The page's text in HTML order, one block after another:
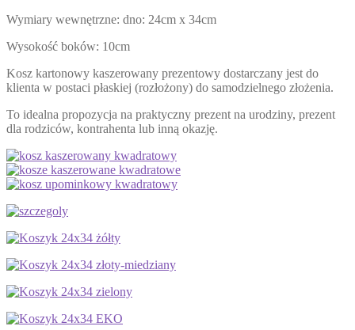
Wymiary wewnętrzne: dno: 24cm x 34cm
Wysokość boków: 10cm
Kosz kartonowy kaszerowany prezentowy dostarczany jest do
klienta w postaci płaskiej (rozłożony) do samodzielnego złożenia.
To idealna propozycja na praktyczny prezent na urodziny, prezent
dla rodziców, kontrahenta lub inną okazję.